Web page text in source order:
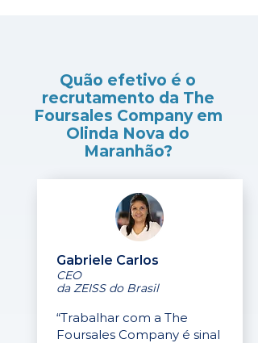
Quão efetivo é o
recrutamento da The
Foursales Company em
Olinda Nova do
Maranhão?
Gabriele Carlos
CEO
da ZEISS do Brasil
“Trabalhar com a The
Foursales Company é sinal